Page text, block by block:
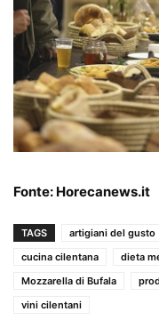
Fonte: Horecanews.it
TAGS artigiani del gusto
cucina cilentana
dieta
Mozzarella di Bufala
vini cilentani